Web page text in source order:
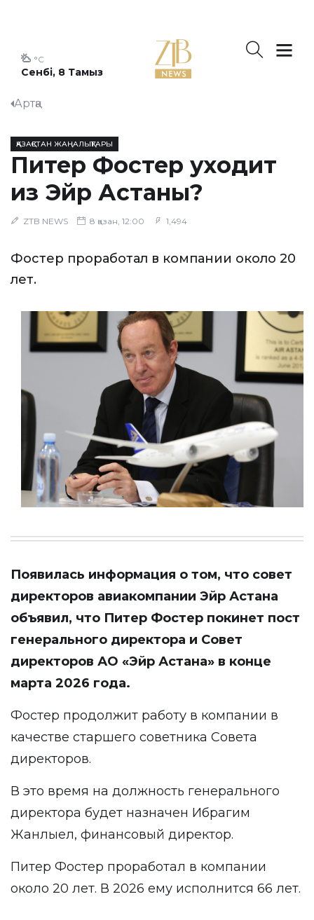
Сенбі, 8 Тамыз
°C
Артқа
ҚАЗАҚСТАН ЖАҢАЛЫҚТАРЫ
Питер Фостер уходит
из Эйр Астаны?
ZTB NEWS 8 қазан, 12:00 1,494
Фостер проработал в компании около 20
лет.
Появилась информация о том, что совет
директоров авиакомпании Эйр Астана
объявил, что Питер Фостер покинет пост
генерального директора и Совет
директоров АО «Эйр Астана» в конце
марта 2026 года.
Фостер продолжит работу в компании в
качестве старшего советника Совета
директоров.
В это время на должность генерального
директора будет назначен Ибрагим
Жанлыел, финансовый директор.
Питер Фостер проработал в компании
около 20 лет. В 2026 ему исполнится 66 лет.